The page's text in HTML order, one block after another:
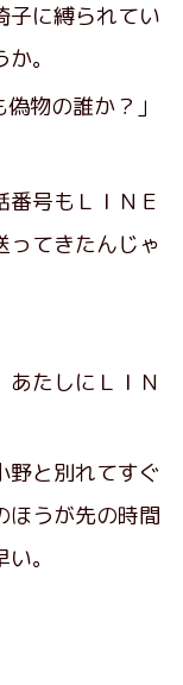
に縛られてい
。
物の誰か？」
番号もＬＩＮＥ
ってきたんじゃ
たしにＬＩＮ
と別れてすぐ
ほうが先の時間
。